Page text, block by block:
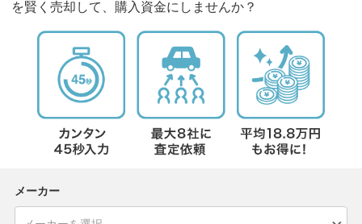
を賢く売却して、購入資金にしませんか？
メーカー